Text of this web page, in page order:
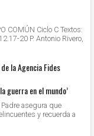
COMÚN Ciclo C Textos:
20 P. Antonio Rivero,
la Agencia Fides
guerra en el mundo’
asegura que
y recuerda a